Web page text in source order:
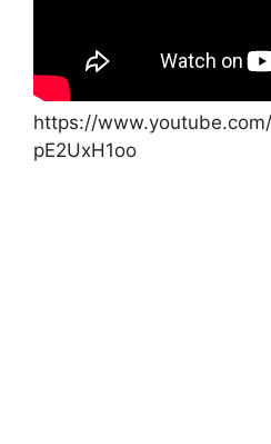
https://
pE2UxH1oo